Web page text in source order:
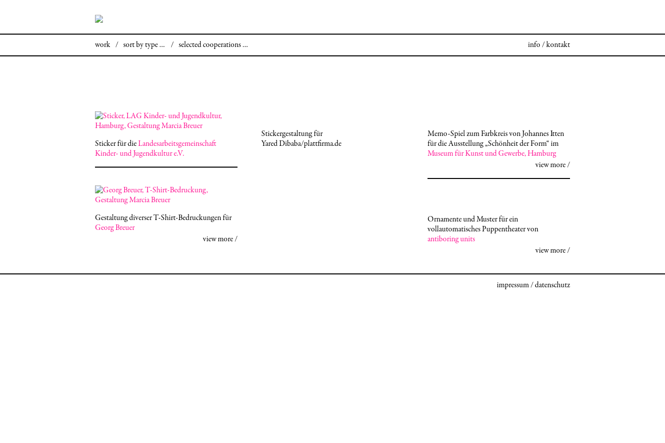
work / sort by type … / selected cooperations … info/kontakt
Sticker für dieLandesarbeitsgemeinschaft
Kinder- und Jugendkultur e.V.
Gestaltung diverser T-Shirt-Bedruckungen für
Georg Breuer
Stickergestaltung für
Yared Dibaba/plattfirma.de
Memo-Spiel zum Farbkreis von Johannes Itten
für die Ausstellung „Schönheit der Form“ im
Museum für Kunst und Gewerbe, Hamburg
Ornamente und Muster für ein
vollautomatisches Puppentheater von
antiboring units
impressum/datenschutz